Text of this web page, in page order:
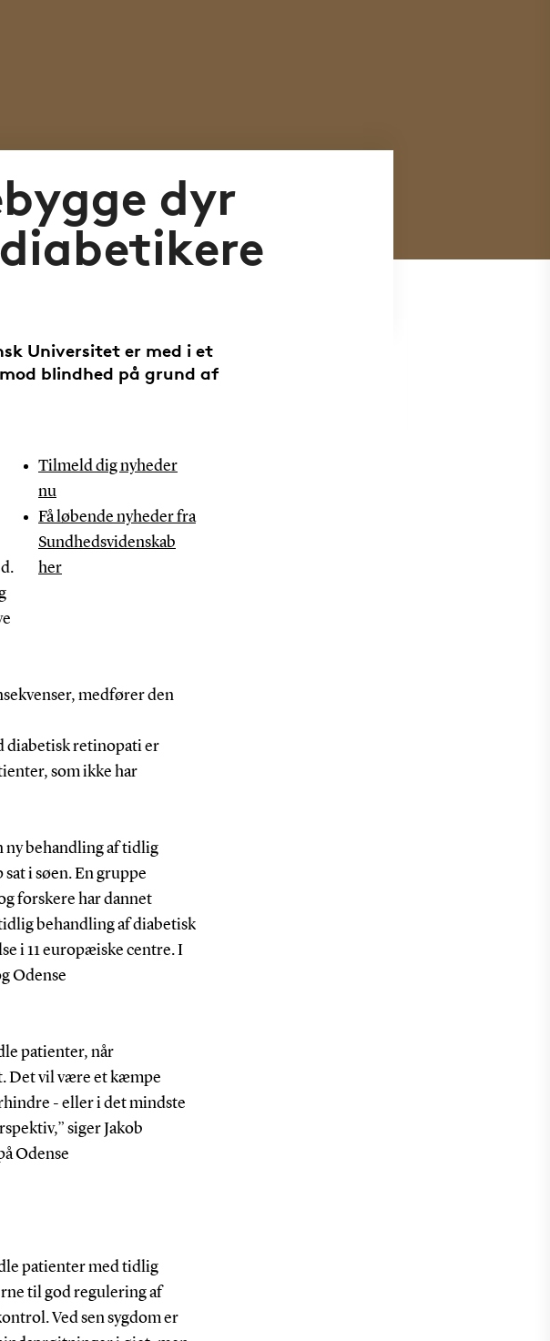
dyr
Universitet er med i et
blindhed på grund af
Tilmeld dig nyheder
nu
Få løbende nyheder fra
Sundhedsvidenskab
her
medfører den
diabetisk retinopati er
som ikke har
ny behandling af tidlig
i søen. En gruppe
forskere har dannet
behandling af diabetisk
i 11 europæiske centre. I
Odense
patienter, når
Det vil være et kæmpe
- eller i det mindste
siger Jakob
Odense
patienter med tidlig
til god regulering af
Ved sen sygdom er